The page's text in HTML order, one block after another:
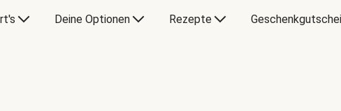
Deine Optionen Rezepte